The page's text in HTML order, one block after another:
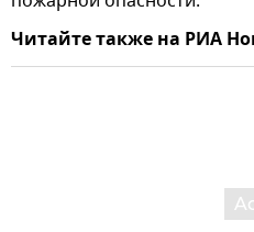
Читайте также на РИА